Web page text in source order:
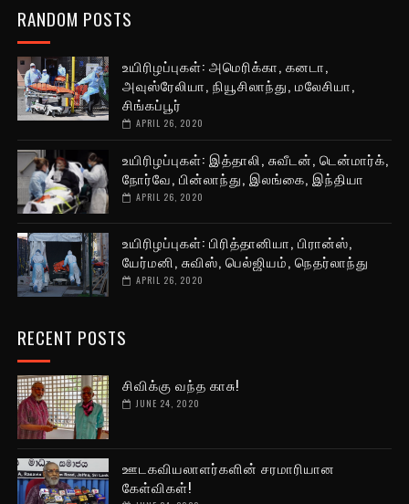
RANDOM POSTS
உயிரிழப்புகள்: அமெரிக்கா, கனடா,
அவுஸ்ரேலியா, நியூசிலாந்து, மலேசியா,
சிங்கப்பூர்
APRIL 26, 2020
உயிரிழப்புகள்: இத்தாலி, சுவீடன், டென்மார்க்,
நோர்வே, பின்லாந்து, இலங்கை, இந்தியா
APRIL 26, 2020
உயிரிழப்புகள்: பிரித்தானியா, பிரான்ஸ்,
யேர்மனி, சுவிஸ், பெல்ஜியம், நெதர்லாந்து
APRIL 26, 2020
RECENT POSTS
சிவிக்கு வந்த காசு!
JUNE 24, 2020
ஊடகவியலாளர்களின் சரமாரியான
கேள்விகள்!